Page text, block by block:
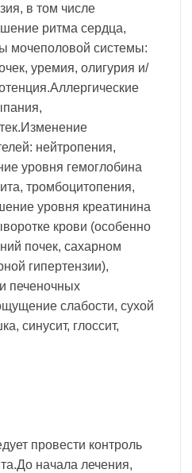
в том числе
ритма сердца,
мочеполовой системы:
уремия, олигурия и/
нейтропения,
уровня гемоглобина
тромбоцитопения,
уровня креатинина
крови (особенно
почек, сахарном
гипертензии),
печеночных
слабости, сухой
синусит, глоссит,
провести контроль
начала лечения,